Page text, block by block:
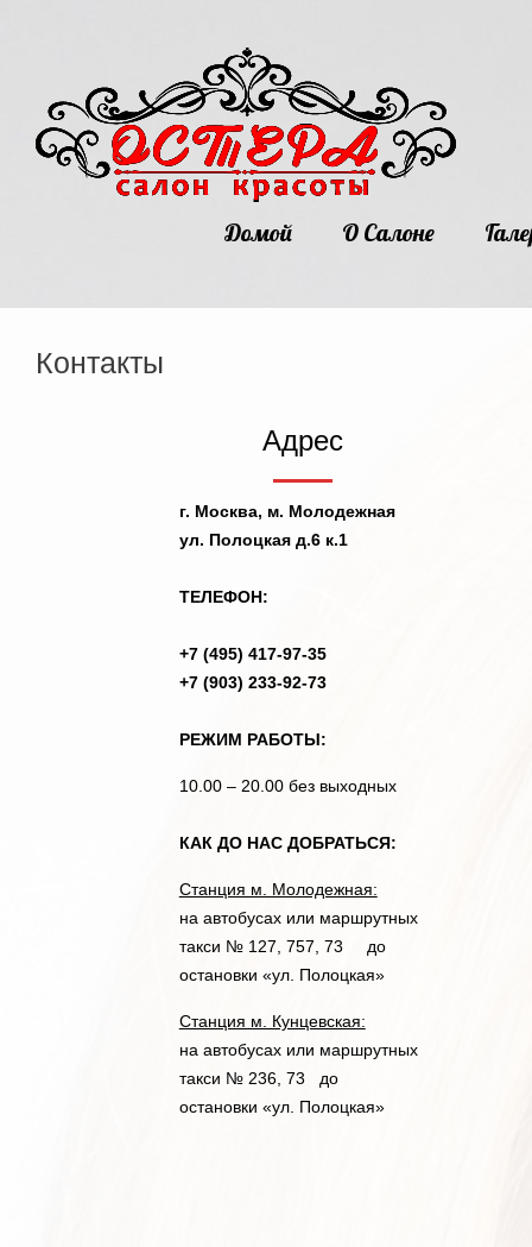
Домой О Салоне
Контакты
Адрес
г. Москва, м. Молодежная
ул. Полоцкая д.6 к.1
ТЕЛЕФОН:
+7 (495) 417-97-35
+7 (903) 233-92-73
РЕЖИМ РАБОТЫ:
10.00 – 20.00 без выходных
КАК ДО НАС ДОБРАТЬСЯ:
Станция м. Молодежная:
на автобусах или маршрутных
такси № 127, 757, 73 до
остановки «ул. Полоцкая»
Станция м. Кунцевская:
на автобусах или маршрутных
такси № 236, 73 до
остановки «ул. Полоцкая»